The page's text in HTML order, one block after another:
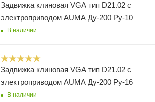
Задвижка клиновая VGA тип D21.02 с
электроприводом AUMA Ду-200 Ру-10
В наличии
Задвижка клиновая VGA тип D21.02 с
электроприводом AUMA Ду-200 Ру-16
В наличии